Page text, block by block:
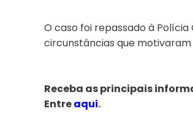
O caso foi repassado à
circunstâncias que motivaram
Receba as principais
Entreaqui.